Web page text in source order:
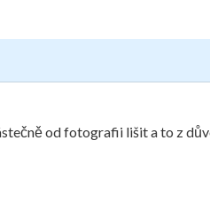
od fotografii lišit a to z